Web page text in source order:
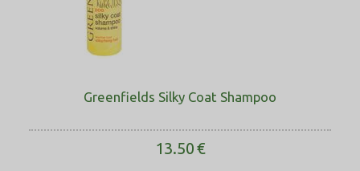
Greenfields Silky Coat Shampoo
13.50€